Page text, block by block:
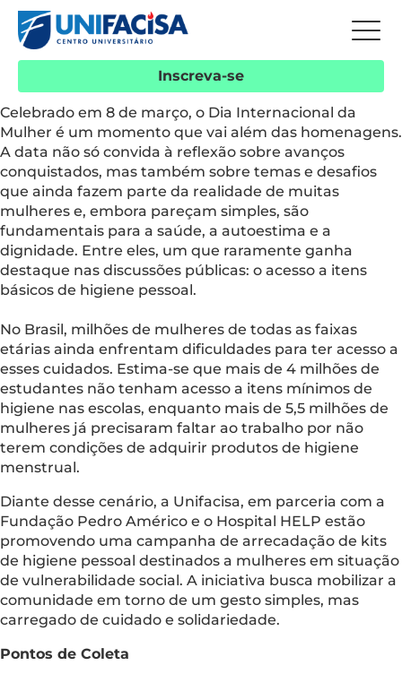
Inscreva-se
Celebrado em 8 de março, o Dia Internacional da
Mulher é um momento que vai além das homenagens.
A data não só convida à reflexão sobre avanços
conquistados, mas também sobre temas e desafios
que ainda fazem parte da realidade de muitas
mulheres e, embora pareçam simples, são
fundamentais para a saúde, a autoestima e a
dignidade. Entre eles, um que raramente ganha
destaque nas discussões públicas: o acesso a itens
básicos de higiene pessoal.
No Brasil, milhões de mulheres de todas as faixas
etárias ainda enfrentam dificuldades para ter acesso a
esses cuidados. Estima-se que mais de 4 milhões de
estudantes não tenham acesso a itens mínimos de
higiene nas escolas, enquanto mais de 5,5 milhões de
mulheres já precisaram faltar ao trabalho por não
terem condições de adquirir produtos de higiene
menstrual.
Diante desse cenário, a Unifacisa, em parceria com a
Fundação Pedro Américo e o Hospital HELP estão
promovendo uma campanha de arrecadação de kits
de higiene pessoal destinados a mulheres em situação
de vulnerabilidade social. A iniciativa busca mobilizar a
comunidade em torno de um gesto simples, mas
carregado de cuidado e solidariedade.
Pontos de Coleta